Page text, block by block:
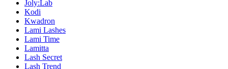
Joly:Lab
Kodi
Kwadron
Lami Lashes
Lami Time
Lamitta
Lash Secret
Lash Trend